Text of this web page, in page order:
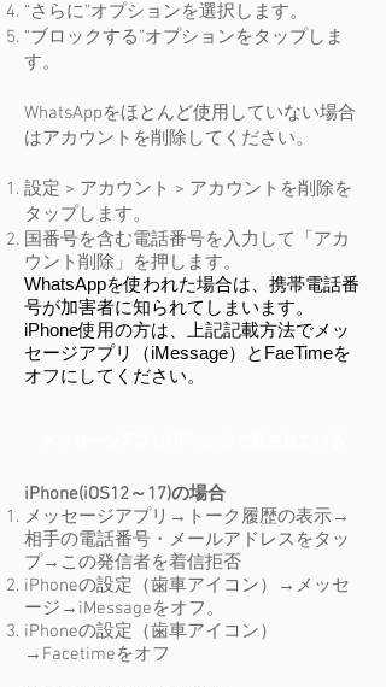
“さらに”オプションを選択します。
“ブロックする”オプションをタップしま
す。
WhatsAppをほとんど使用していない場合
はアカウントを削除してください。
設定 > アカウント > アカウントを削除を
タップします。
国番号を含む電話番号を入力して「アカ
ウント削除」を押します。
​​WhatsAppを使われた場合は、携帯電話番
号が加害者に知られてしまいます。
iPhone使用の方は、上記記載方法でメッ
セージアプリ（iMessage）とFaeTimeを
オフにしてください。
iPhone(iOS12～17)の場合
メッセージアプリ→トーク履歴の表示→
相手の電話番号・メールアドレスをタッ
プ→この発信者を着信拒否
​iPhoneの設定（歯車アイコン）→メッセ
ージ→iMessageをオフ。
iPhoneの設定（歯車アイコン）
→Facetimeをオフ